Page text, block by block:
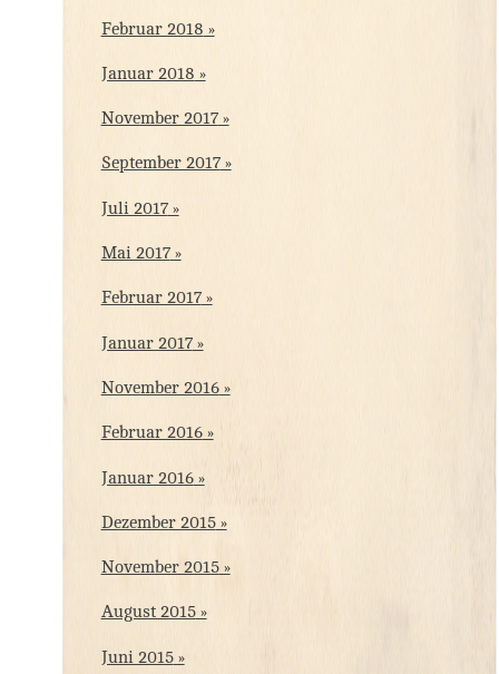
Februar 2018
Januar 2018
November 2017
September 2017
Juli 2017
Mai 2017
Februar 2017
Januar 2017
November 2016
Februar 2016
Januar 2016
Dezember 2015
November 2015
August 2015
Juni 2015